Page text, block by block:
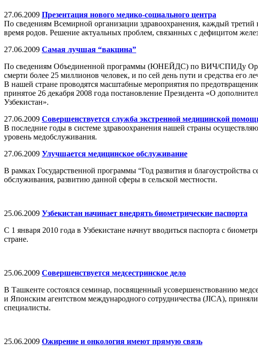
27.06.2009 Презентация нового медико-социального центра
По сведениям Всемирной организации здравоохранения, каждый
время родов. Решение актуальных проблем, связанных с дефицитом
27.06.2009 Самая лучшая “вакцина”
По сведениям Объединенной программы (ЮНЕЙДС) по ВИЧ/СПИДу
смерти более 25 миллионов человек, и по сей день пути и средства его
В нашей стране проводятся масштабные мероприятия по
принятое 26 декабря 2008 года постановление Президента «О
Узбекистан».
27.06.2009 Совершенствуется служба экстренной медицинской
В последние годы в системе здравоохранения нашей страны
уровень медобслуживания.
27.06.2009 Улучшается медицинское обслуживание
В рамках Государственной программы “Год развития и
обслуживания, развитию данной сферы в сельской местности.
25.06.2009 Узбекистан начинает внедрять биометрические паспорта
С 1 января 2010 года в Узбекистане начнут вводиться паспорта с
стране.
25.06.2009 Совершенствуется медсестринское дело
В Ташкенте состоялся семинар, посвященный усовершенствованию
и Японским агентством международного сотрудничества (JICA),
специалисты.
25.06.2009 Ожирение и онкология имеют прямую связь